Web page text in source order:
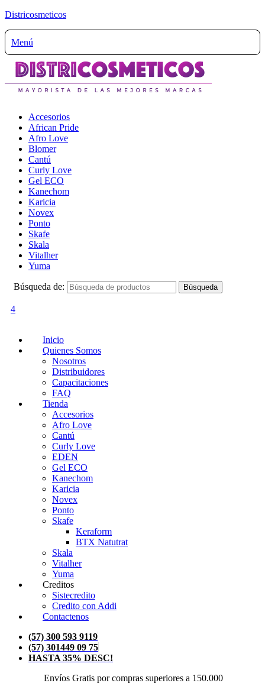
Districosmeticos
Menú
Accesorios
African Pride
Afro Love
Blomer
Cantú
Curly Love
Gel ECO
Kanechom
Karicia
Novex
Ponto
Skafe
Skala
Vitalher
Yuma
Búsqueda de: Búsqueda
4
Inicio
Quienes Somos
Nosotros
Distribuidores
Capacitaciones
FAQ
Tienda
Accesorios
Afro Love
Cantú
Curly Love
EDEN
Gel ECO
Kanechom
Karicia
Novex
Ponto
Skafe
Keraform
BTX Natutrat
Skala
Vitalher
Yuma
Creditos
Sistecredito
Credito con Addi
Contactenos
(57) 300 593 9119
(57) 301449 09 75
HASTA 35% DESC!
Envíos Gratis por compras superiores a 150.000